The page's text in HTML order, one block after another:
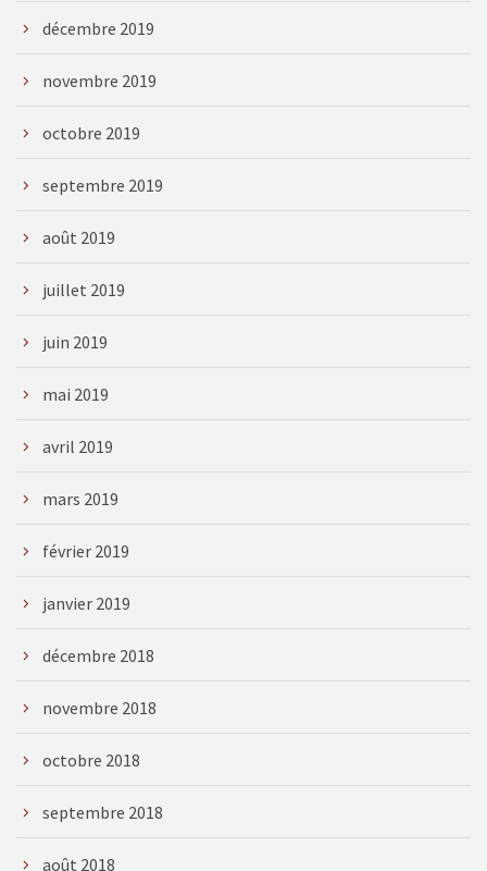
décembre 2019
novembre 2019
octobre 2019
septembre 2019
août 2019
juillet 2019
juin 2019
mai 2019
avril 2019
mars 2019
février 2019
janvier 2019
décembre 2018
novembre 2018
octobre 2018
septembre 2018
août 2018